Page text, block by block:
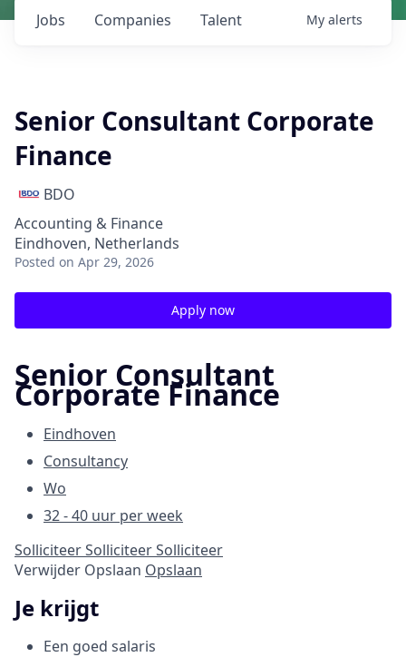
Jobs Companies Talent My alerts
Senior Consultant Corporate
Finance
BDO
Accounting & Finance
Eindhoven, Netherlands
Posted on Apr 29, 2026
Apply now
Senior Consultant
Corporate Finance
Eindhoven
Consultancy
Wo
32 - 40 uur per week
SolliciteerSolliciteerSolliciteer
Verwijder Opslaan Opslaan
Je krijgt
Een goed salaris